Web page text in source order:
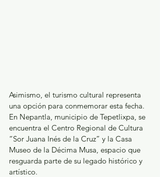
Asimismo, el turismo cultural representa
una opción para conmemorar esta fecha.
En Nepantla, municipio de Tepetlixpa, se
encuentra el Centro Regional de Cultura
“Sor Juana Inés de la Cruz” y la Casa
Museo de la Décima Musa, espacio que
resguarda parte de su legado histórico y
artístico.